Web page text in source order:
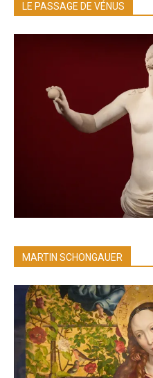
LE PASSAGE DE VÉNUS
MARTIN SCHONGAUER